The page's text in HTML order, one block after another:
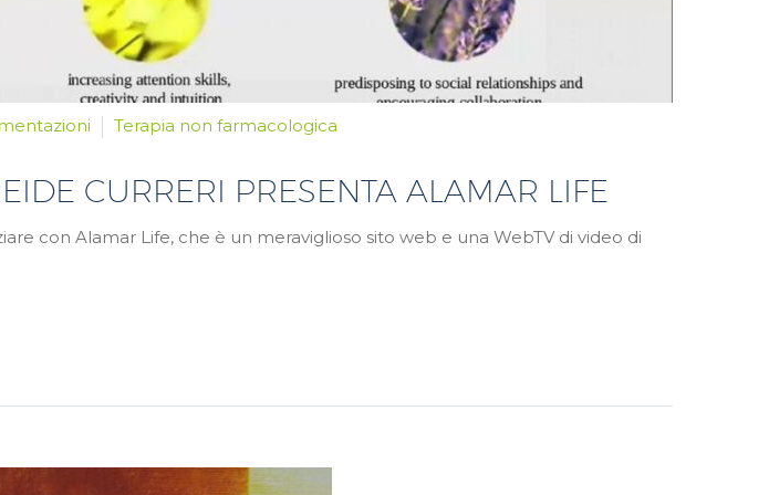
Terapia non farmacologica
CURRERI PRESENTA ALAMAR LIFE
con Alamar Life, che è un meraviglioso sito web e una WebTV di video di